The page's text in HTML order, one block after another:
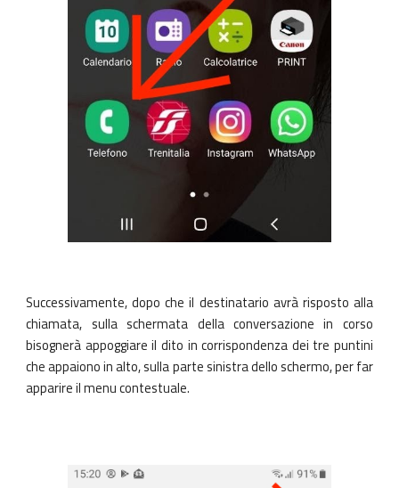
Successivamente, dopo che il destinatario avrà risposto alla
chiamata, sulla schermata della conversazione in corso
bisognerà appoggiare il dito in corrispondenza dei tre puntini
che appaiono in alto, sulla parte sinistra dello schermo, per far
apparire il menu contestuale.